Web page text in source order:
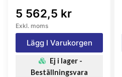
5 562,5 kr
Exkl. moms
Lägg I Varukorgen
Ej i lager -
Beställningsvara